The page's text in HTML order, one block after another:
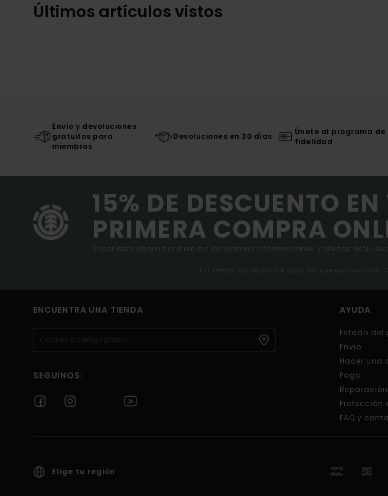
Últimos artículos vistos
Envío y devoluciones
gratuitos para
miembros
Devoluciones en 30 días
Únete al programa de
fidelidad
15% DE DESCUENTO EN
PRIMERA COMPRA
Suscríbete ahora para recibir las ultimas informaciones y ofertas
(*) Oferta valida online para los nuevos inscritos.
ENCUENTRA UNA TIENDA
SEGUINOS:
AYUDA
Estado del
Envio
Hacer una
Pago
Protección
FAQ y
Elige tu región